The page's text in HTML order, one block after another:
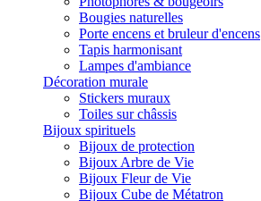
Bougies naturelles
Porte encens et bruleur d'encens
Tapis harmonisant
Lampes d'ambiance
Décoration murale
Stickers muraux
Toiles sur châssis
Bijoux spirituels
Bijoux de protection
Bijoux Arbre de Vie
Bijoux Fleur de Vie
Bijoux Cube de Métatron